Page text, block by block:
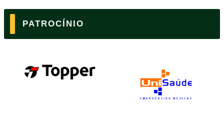
PATROCÍNIO